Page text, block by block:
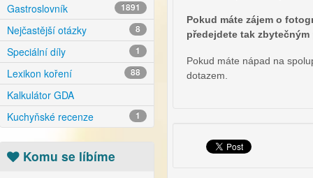
Gastroslovník 1891
Nejčastější otázky 8
Speciální díly 1
Lexikon koření 88
Kalkulátor GDA
Kuchyňské recenze
1
Komu se líbíme
Pokud máte zájem o
předejdete tak
Pokud máte nápad na
dotazem.